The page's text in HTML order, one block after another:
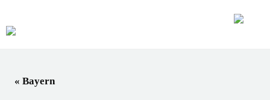
« Bayern